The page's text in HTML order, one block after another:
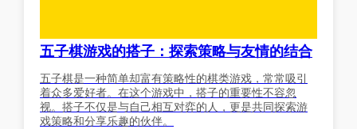
五子棋游戏的搭子：探索策略与友情的结合
五子棋是一种简单却富有策略性的棋类游戏，常常吸引
着众多爱好者。在这个游戏中，搭子的重要性不容忽
视。搭子不仅是与自己相互对弈的人，更是共同探索游
戏策略和分享乐趣的伙伴。